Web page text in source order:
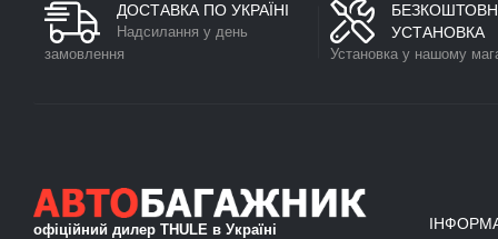
ДОСТАВКА ПО УКРАЇНІ
Надсилання у день
замовлення
УСТАНОВКА
Установка у нашому
офіційний дилер THULE в Україні